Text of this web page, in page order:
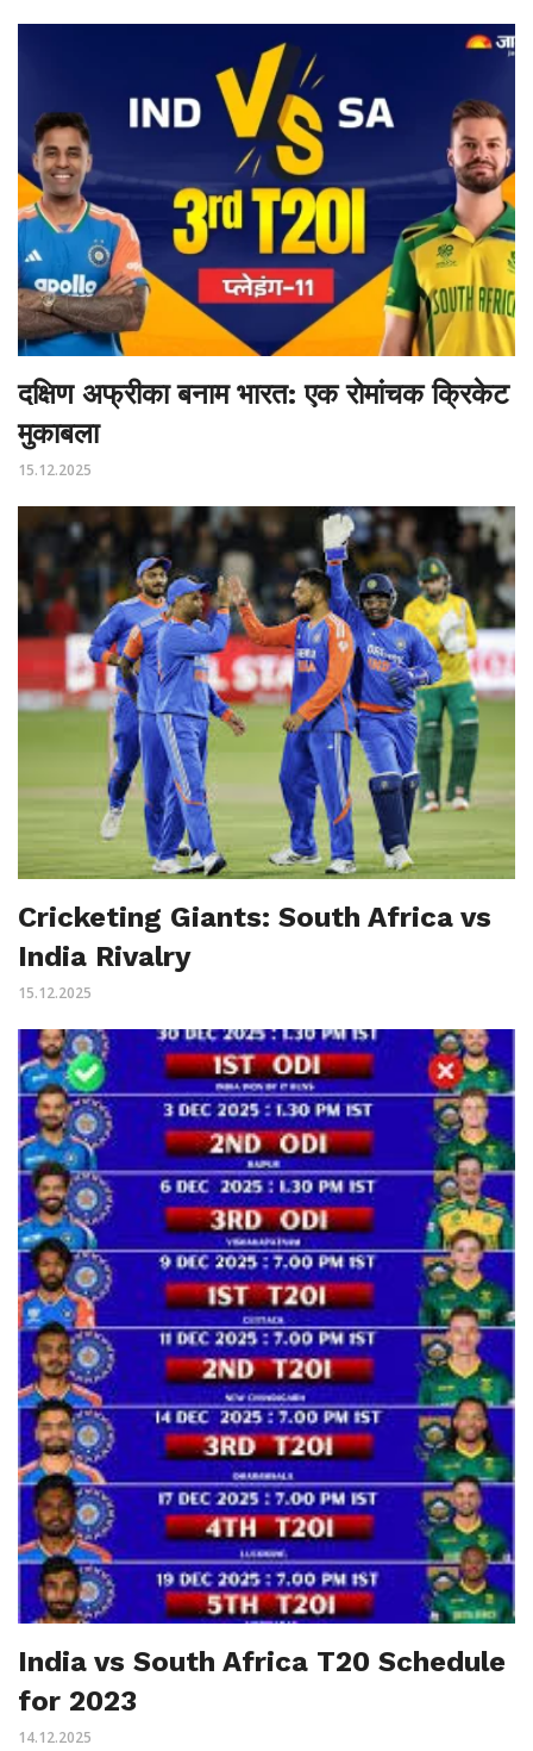
दक्षिण अफ्रीका बनाम भारत: एक रोमांचक क्रिकेट
मुकाबला
15.12.2025
Cricketing Giants: South Africa vs
India Rivalry
15.12.2025
India vs South Africa T20 Schedule
for 2023
14.12.2025